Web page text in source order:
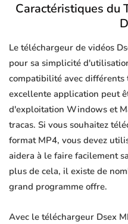
Caractéristiques du
Le téléchargeur de vidéos
pour sa simplicité
compatibilité avec différents
excellente application peut
d'exploitation Windows et
tracas. Si vous souhaitez
format MP4, vous devez
aidera à le faire facilement
plus de cela, il existe de
grand programme offre.
Avec le téléchargeur Dsex